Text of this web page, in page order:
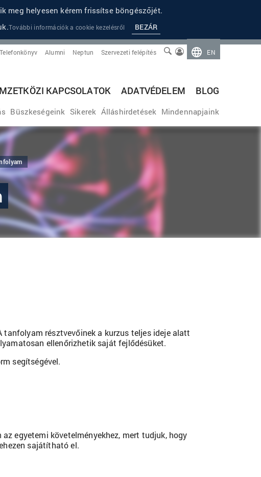
meg helyesen kérem frissítse böngészőjét.
További információk a cookie kezelésről BEZÁR
EN
Szervezeti felépítés
Neptun
Alumni
Telefonkönyv
KAPCSOLATOK ADATVÉDELEM BLOG
Büszkeségeink Sikerek Álláshirdetések Mindennapjaink
résztvevőinek a kurzus teljes ideje alatt
ellenőrizhetik saját fejlődésüket.
segítségével.
egyetemi követelményekhez, mert tudjuk, hogy
sajátítható el.